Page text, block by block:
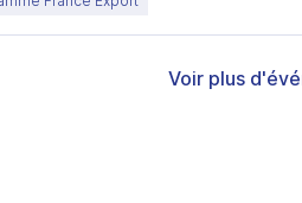
Voir plus